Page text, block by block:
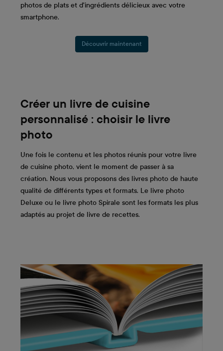
photos de plats et d'ingrédients délicieux avec votre
smartphone.
Découvrir maintenant
Créer un livre de cuisine
personnalisé : choisir le livre
photo
Une fois le contenu et les photos réunis pour votre livre
de cuisine photo, vient le moment de passer à sa
création. Nous vous proposons des livres photo de haute
qualité de différents types et formats. Le livre photo
Deluxe ou le livre photo Spirale sont les formats les plus
adaptés au projet de livre de recettes.